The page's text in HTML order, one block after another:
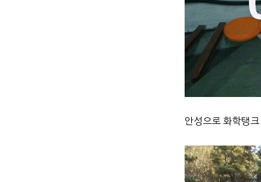
안성으로 화학탱